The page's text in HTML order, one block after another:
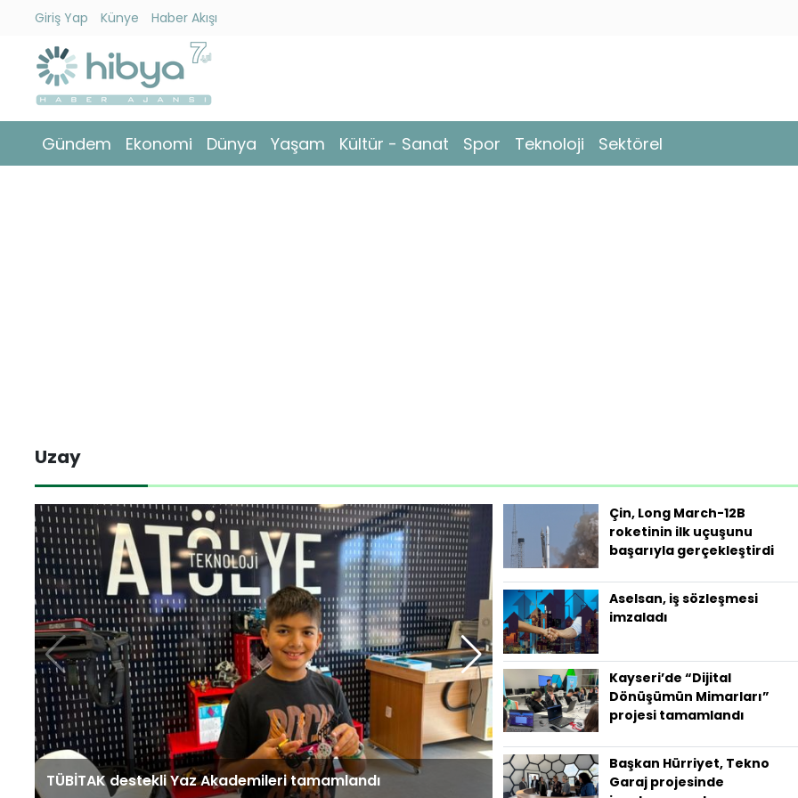
Giriş Yap Künye Haber Akışı
Gündem Ekonomi Dünya Yaşam Kültür - Sanat Spor Teknoloji Sektörel
Gündem
Ekonomi
Giriş
Yap
Künye
Haber
Akışı
Uzay
TÜBİTAK destekli Yaz Akademileri tamamlandı NASA, Nancy Grace Roman Uzay
Çin, Long March-12B
roketinin ilk uçuşunu
başarıyla gerçekleştirdi
Aselsan, iş sözleşmesi
imzaladı
Kayseri’de “Dijital
Dönüşümün Mimarları”
projesi tamamlandı
Başkan Hürriyet, Tekno
Garaj projesinde